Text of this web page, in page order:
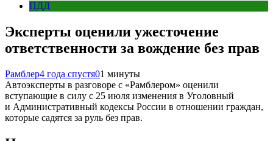
ПДД
Эксперты оценили ужесточение
ответственности за вождение без прав
Рамблер4 года спустя01 минуты
Автоэксперты в разговоре с «Рамблером» оценили
вступающие в силу с 25 июля изменения в Уголовный
и Административный кодексы России в отношении граждан,
которые садятся за руль без прав.